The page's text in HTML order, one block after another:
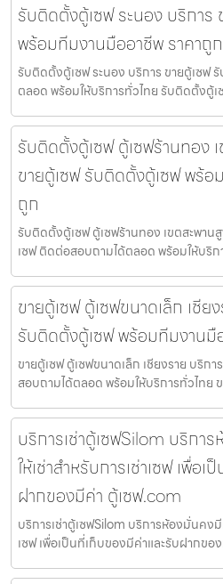
รับติดตั้งตู้เซฟ ระนอง บริการ
พร้อมทีมงานมืออาชีพ ราคาถูก
รับติดตั้งตู้เซฟ ระนอง บริการ ขายตู้เซฟ
ตลอด พร้อมให้บริการทั่วไทย รับติดตั้งตู้เ
รับติดตั้งตู้เซฟ ตู้เซฟร้านทอง
ขายตู้เซฟ รับติดตั้งตู้เซฟ พร้อ
ถูก
รับติดตั้งตู้เซฟ ตู้เซฟร้านทอง เขตสะพา
เซฟ ติดต่อสอบถามได้ตลอด พร้อมให้บริก
ขายตู้เซฟ ตู้เซฟขนาดเล็ก เชีย
รับติดตั้งตู้เซฟ พร้อมทีมงานมื
ขายตู้เซฟ ตู้เซฟขนาดเล็ก เชียงราย บริก
สอบถามได้ตลอด พร้อมให้บริการทั่วไทย
บริการเช่าตู้เซฟSilom บริก
ให้เช่าสำหรับการเช่าเซฟ เพื่อ
ฝากของมีค่า ตู้เซฟ.com
บริการเช่าตู้เซฟSilom บริการห้องมั่นคง
เซฟ เพื่อเป็นที่เก็บของมีค่าและรับฝากขอ